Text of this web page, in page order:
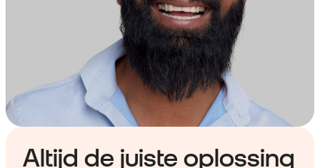
Altijd de juiste oplossing